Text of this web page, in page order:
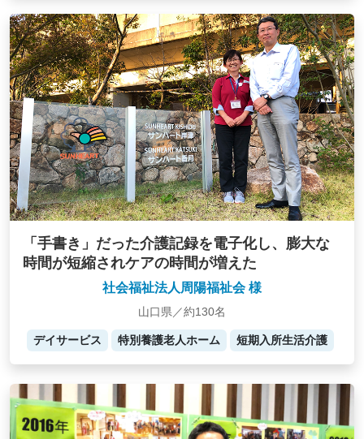
「手書き」だった介護記録を電子化し、膨大な
時間が短縮されケアの時間が増えた
社会福祉法人周陽福祉会 様
山口県／約130名
デイサービス 特別養護老人ホーム 短期入所生活介護